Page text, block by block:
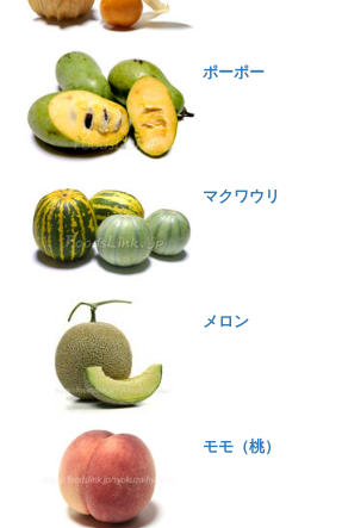
ポーポー
マクワウリ
メロン
モモ（桃）